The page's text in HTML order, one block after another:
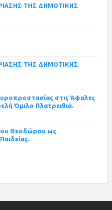
ΤΗΣ ΔΗΜΟΤΙΚΗΣ
ΤΗΣ ΔΗΜΟΤΙΚΗΣ
στις Άφαλες
Όμιλο Πλατρειθιά.
Θεοδώρου ως